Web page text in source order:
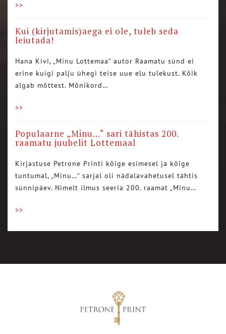
>>
Kui (kirjutamis)aega ei ole, tuleb seda
leiutada!
Hana Kivi, „Minu Lottemaa“ autor Raamatu sünd ei
erine kuigi palju ühegi teise uue elu tulekust. Kõik
algab mõttest. Mõnikord…
>>
Populaarne „Minu…“ sari tähistas 200.
raamatu juubelit Lottemaal
Kirjastuse Petrone Printi kõige esimesel ja kõige
tuntumal, „Minu…“ sarjal oli nädalavahetusel tähtis
sünnipäev. Nimelt ilmus seeria 200. raamat „Minu…
>>